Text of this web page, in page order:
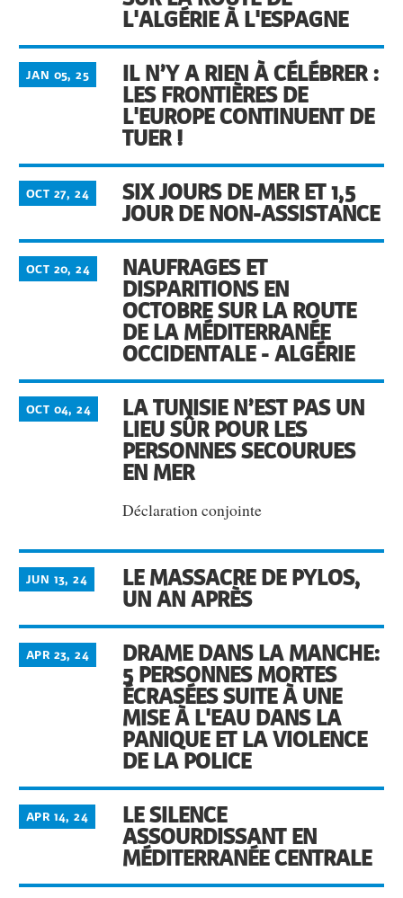
L'ALGÉRIE À L'ESPAGNE
IL N’Y A RIEN À CÉLÉBRER :
LES FRONTIÈRES DE
L'EUROPE CONTINUENT DE
TUER !
JAN 05, 25
SIX JOURS DE MER ET 1,5
JOUR DE NON-ASSISTANCE
OCT 27, 24
NAUFRAGES ET
DISPARITIONS EN
OCTOBRE SUR LA ROUTE
DE LA MÉDITERRANÉE
OCCIDENTALE - ALGÉRIE
OCT 20, 24
LA TUNISIE N’EST PAS UN
LIEU SÛR POUR LES
PERSONNES SECOURUES
EN MER
OCT 04, 24
Déclaration conjointe
LE MASSACRE DE PYLOS,
UN AN APRÈS
JUN 13, 24
DRAME DANS LA MANCHE:
5 PERSONNES MORTES
ÉCRASÉES SUITE À UNE
MISE À L'EAU DANS LA
PANIQUE ET LA VIOLENCE
DE LA POLICE
APR 23, 24
LE SILENCE
ASSOURDISSANT EN
MÉDITERRANÉE CENTRALE
APR 14, 24